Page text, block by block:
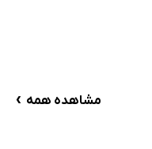
مشاهده همه ›